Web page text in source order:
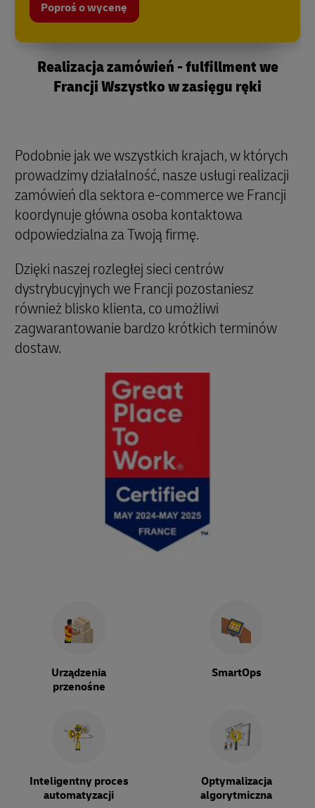
Poproś o wycenę
Realizacja zamówień - fulfillment we
Francji Wszystko w zasięgu ręki
Podobnie jak we wszystkich krajach, w których
prowadzimy działalność, nasze usługi realizacji
zamówień dla sektora e-commerce we Francji
koordynuje główna osoba kontaktowa
odpowiedzialna za Twoją firmę.
Dzięki naszej rozległej sieci centrów
dystrybucyjnych we Francji pozostaniesz
również blisko klienta, co umożliwi
zagwarantowanie bardzo krótkich terminów
dostaw.
Urządzenia
przenośne
SmartOps
Inteligentny proces
automatyzacji
Optymalizacja
algorytmiczna